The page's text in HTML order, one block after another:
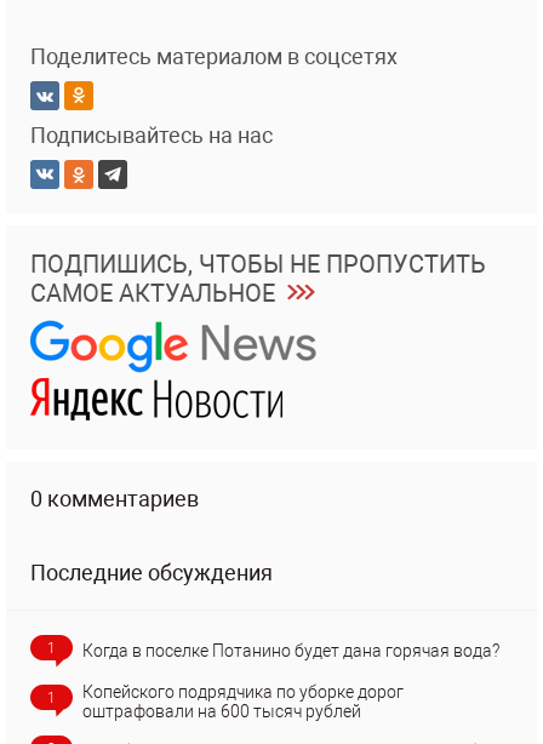
Поделитесь материалом в соцсетях
Подписывайтесь на нас
ПОДПИШИСЬ, ЧТОБЫ НЕ ПРОПУСТИТЬ
САМОЕ АКТУАЛЬНОЕ
0 комментариев
Последние обсуждения
1 Когда в поселке Потанино будет дана горячая вода?
1
Копейского подрядчика по уборке дорог
оштрафовали на 600 тысяч рублей